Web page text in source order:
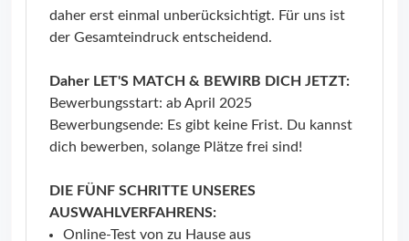
daher erst einmal unberücksichtigt. Für uns ist
der Gesamteindruck entscheidend.
Daher LET'S MATCH & BEWIRB DICH JETZT:
Bewerbungsstart: ab April 2025
Bewerbungsende: Es gibt keine Frist. Du kannst
dich bewerben, solange Plätze frei sind!
DIE FÜNF SCHRITTE UNSERES
AUSWAHLVERFAHRENS:
Online-Test von zu Hause aus